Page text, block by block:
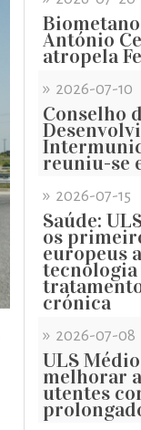
António
atropela
» 2026-07-10
Conselho
reuniu-se
» 2026-07-15
Saúde:
os
europeus
tecnologia
crónica
» 2026-07-08
ULS
melhorar
utentes